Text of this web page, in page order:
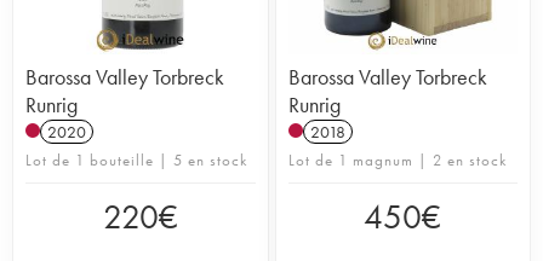
Barossa Valley Torbreck
Runrig
2020
Lot de 1 bouteille | 5 en stock
220€
Barossa Valley Torbreck
Runrig
2018
Lot de 1 magnum | 2 en stock
450€